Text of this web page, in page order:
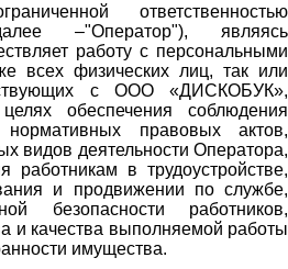
ответственностью
–"Оператор"), являясь
работу с персональными
всех физических лиц, так или
с ООО «ДИСКОБУК»,
обеспечения соблюдения
правовых актов,
видов деятельности Оператора,
работникам в трудоустройстве,
и продвижении по службе,
безопасности работников,
и качества выполняемой работы
имущества.